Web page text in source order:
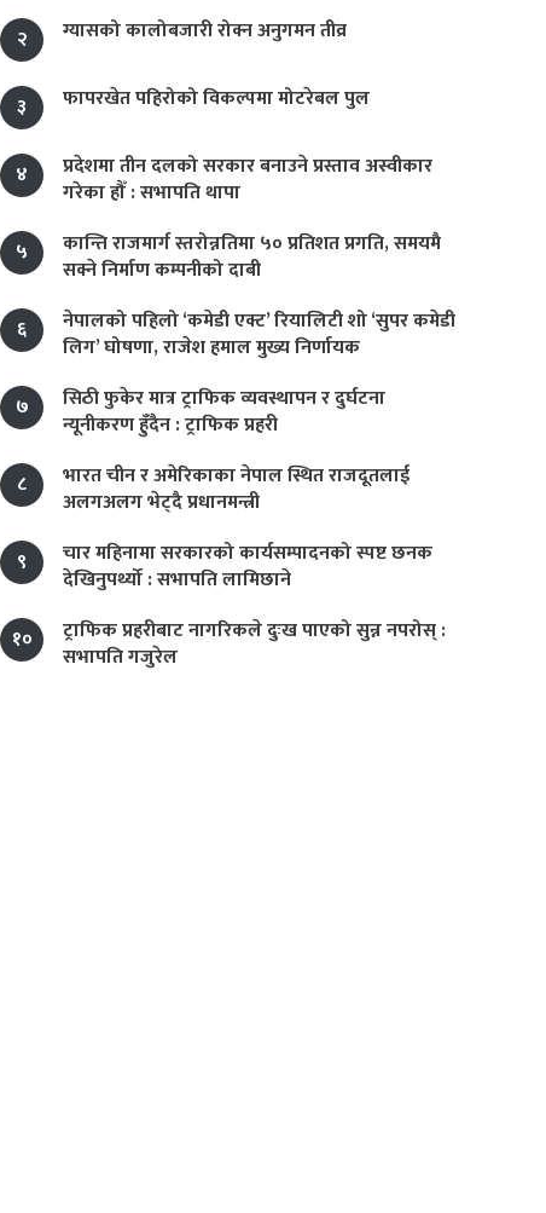
२
ग्यासको कालोबजारी रोक्न अनुगमन तीव्र
३ फापरखेत पहिरोको विकल्पमा मोटरेबल पुल
४
प्रदेशमा तीन दलको सरकार बनाउने प्रस्ताव अस्वीकार
गरेका हौँ : सभापति थापा
५
कान्ति राजमार्ग स्तरोन्नतिमा ५० प्रतिशत प्रगति, समयमै
सक्ने निर्माण कम्पनीको दाबी
६
नेपालको पहिलो ‘कमेडी एक्ट’ रियालिटी शो ‘सुपर कमेडी
लिग’ घोषणा, राजेश हमाल मुख्य निर्णायक
७
सिठी फुकेर मात्र ट्राफिक व्यवस्थापन र दुर्घटना
न्यूनीकरण हुँदैन : ट्राफिक प्रहरी
८
भारत चीन र अमेरिकाका नेपाल स्थित राजदूतलाई
अलगअलग भेट्दै प्रधानमन्त्री
९
चार महिनामा सरकारको कार्यसम्पादनको स्पष्ट छनक
देखिनुपर्थ्यो : सभापति लामिछाने
१०
ट्राफिक प्रहरीबाट नागरिकले दुःख पाएको सुन्न नपरोस् :
सभापति गजुरेल